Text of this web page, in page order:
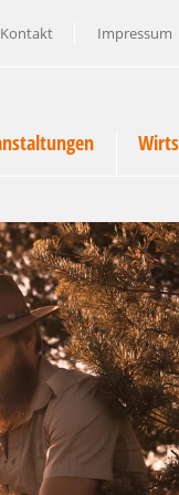
Kontakt Impressum